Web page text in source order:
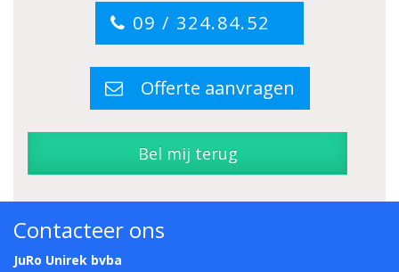
09 / 324.84.52
Offerte aanvragen
Bel mij terug
Contacteer ons
JuRo Unirek bvba